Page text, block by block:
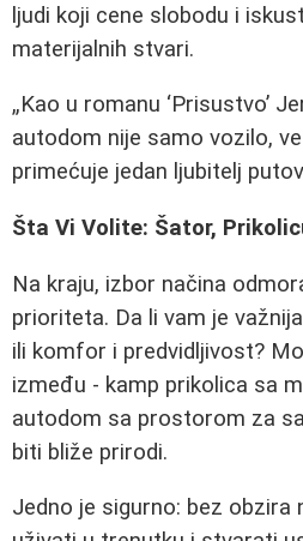
ljudi koji cene slobodu i
materijalnih stvari.
„Kao u romanu ‘Prisustvo’
autodom nije samo vozilo,
primećuje jedan ljubitelj
Šta Vi Volite: Šator,
Na kraju, izbor načina
prioriteta. Da li vam je
ili komfor i predvidljivost?
između - kamp prikolica sa
autodom sa prostorom za
biti bliže prirodi.
Jedno je sigurno: bez obzira